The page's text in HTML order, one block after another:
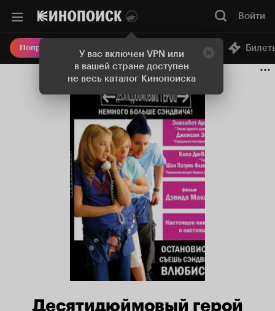
У вас включен VPN или
в вашей стране доступен
не весь каталог Кинопоиска
Войти
Попробовать Плюс Онлайн-кинотеатр
Десятидюймовый герой